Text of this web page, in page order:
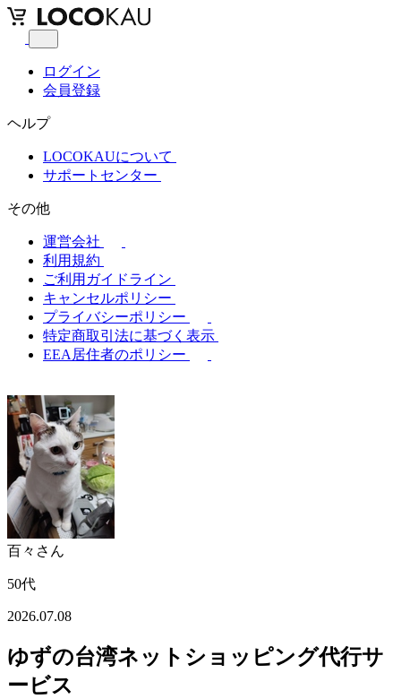
ログイン
会員登録
ヘルプ
LOCOKAUについて
サポートセンター
その他
運営会社
利用規約
ご利用ガイドライン
キャンセルポリシー
プライバシーポリシー
特定商取引法に基づく表示
EEA居住者のポリシー
百々さん
50代
2026.07.08
ゆずの台湾ネットショッピング代行サ
ービス